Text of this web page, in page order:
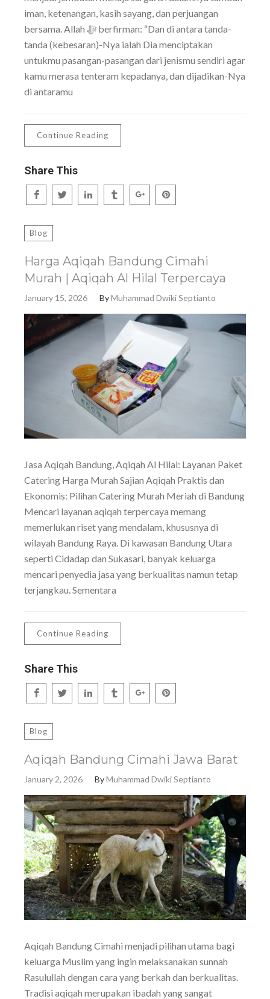
iman, ketenangan, kasih sayang, dan perjuangan
bersama. Allah ﷻ berfirman: “Dan di antara tanda-
tanda (kebesaran)-Nya ialah Dia menciptakan
untukmu pasangan-pasangan dari jenismu sendiri agar
kamu merasa tenteram kepadanya, dan dijadikan-Nya
di antaramu
Continue Reading
Share This
Blog
Harga Aqiqah Bandung Cimahi
Murah | Aqiqah Al Hilal Terpercaya
January 15, 2026 ByMuhammad Dwiki Septianto
Jasa Aqiqah Bandung, Aqiqah Al Hilal: Layanan Paket
Catering Harga Murah Sajian Aqiqah Praktis dan
Ekonomis: Pilihan Catering Murah Meriah di Bandung
Mencari layanan aqiqah terpercaya memang
memerlukan riset yang mendalam, khususnya di
wilayah Bandung Raya. Di kawasan Bandung Utara
seperti Cidadap dan Sukasari, banyak keluarga
mencari penyedia jasa yang berkualitas namun tetap
terjangkau. Sementara
Continue Reading
Share This
Blog
Aqiqah Bandung Cimahi Jawa Barat
January 2, 2026 ByMuhammad Dwiki Septianto
Aqiqah Bandung Cimahi menjadi pilihan utama bagi
keluarga Muslim yang ingin melaksanakan sunnah
Rasulullah dengan cara yang berkah dan berkualitas.
Tradisi aqiqah merupakan ibadah yang sangat